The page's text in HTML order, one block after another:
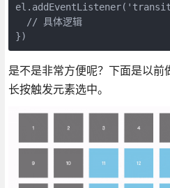
  // 具体逻辑
})
是不是非常方便呢？下面是以前
长按触发元素选中。